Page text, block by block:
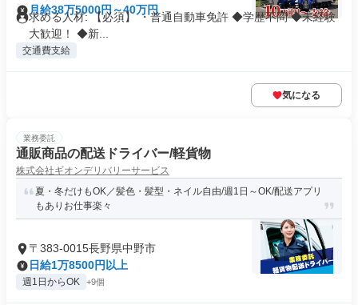
月給38万5000円～40万円
求める人材: 【必須】 ・普通自動車免許 ◆学歴不問 ◆未経験
大歓迎！ ◆新...
交通費支給
気になる
業務委託
通販商品の配送ドライバー/軽貨物
株式会社ギオンデリバリーサービス
夏・冬だけもOK／髪色・髪型・ネイル自由/週1日～OK/配送アプリ
もありお仕事楽々
〒383-0015長野県中野市
日給1万8500円以上
週1日からOK +9個